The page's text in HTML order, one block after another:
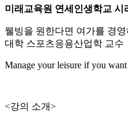
미래교육원 연세인생학교 시
웰빙을 원한다면 여가를 경
대학 스포츠응용산업학 교수
Manage your leisure if you
<강의 소개>